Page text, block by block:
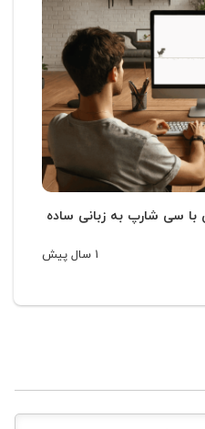
سی شارپ به زبانی ساده
1 سال پیش